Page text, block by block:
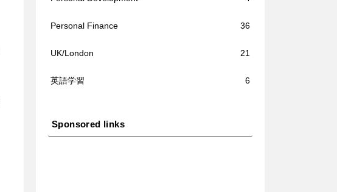
Personal Finance 36
UK/London 21
英語学習 6
Sponsored links